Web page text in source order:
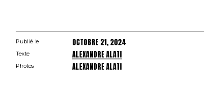
Publié le OCTOBRE 21, 2024
Texte ALEXANDRE ALATI
Photos ALEXANDRE ALATI